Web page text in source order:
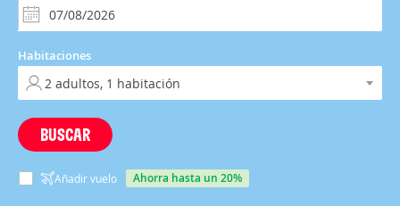
Habitaciones
BUSCAR
Añadir vuelo ahorra hasta un 20%